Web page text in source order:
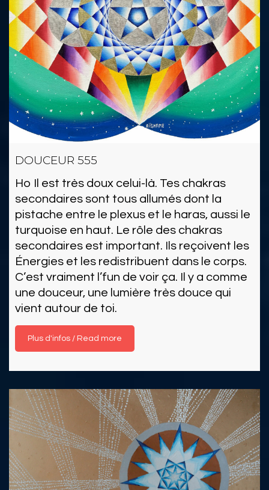
DOUCEUR 555
Ho Il est très doux celui-là. Tes chakras
secondaires sont tous allumés dont la
pistache entre le plexus et le haras, aussi le
turquoise en haut. Le rôle des chakras
secondaires est important. Ils reçoivent les
Énergies et les redistribuent dans le corps.
C’est vraiment l’fun de voir ça. Il y a comme
une douceur, une lumière très douce qui
vient autour de toi.
Read more